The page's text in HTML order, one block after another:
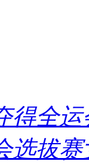
得全
选拔